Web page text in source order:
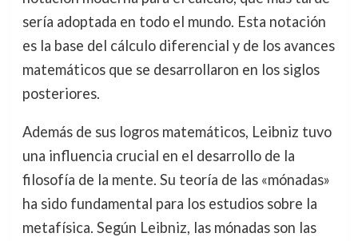
sería adoptada en todo el mundo. Esta notación
es la base del cálculo diferencial y de los avances
matemáticos que se desarrollaron en los siglos
posteriores.
Además de sus logros matemáticos, Leibniz tuvo
una influencia crucial en el desarrollo de la
filosofía de la mente. Su teoría de las «mónadas»
ha sido fundamental para los estudios sobre la
metafísica. Según Leibniz, las mónadas son las